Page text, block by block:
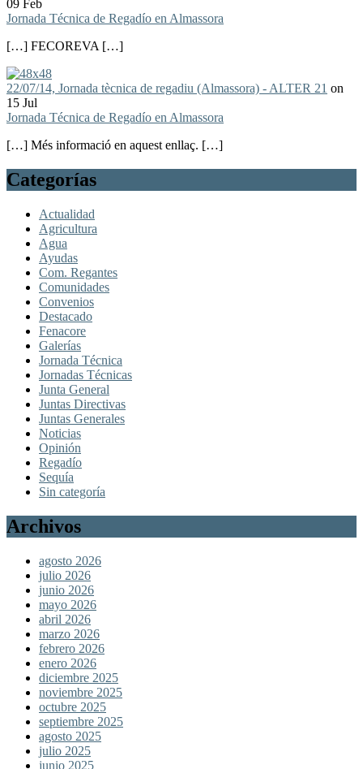
09 Feb
Jornada Técnica de Regadío en Almassora
[…] FECOREVA […]
22/07/14, Jornada tècnica de regadiu (Almassora) - ALTER 21 on
15 Jul
Jornada Técnica de Regadío en Almassora
[…] Més informació en aquest enllaç. […]
Categorías
Actualidad
Agricultura
Agua
Ayudas
Com. Regantes
Comunidades
Convenios
Destacado
Fenacore
Galerías
Jornada Técnica
Jornadas Técnicas
Junta General
Juntas Directivas
Juntas Generales
Noticias
Opinión
Regadío
Sequía
Sin categoría
Archivos
agosto 2026
julio 2026
junio 2026
mayo 2026
abril 2026
marzo 2026
febrero 2026
enero 2026
diciembre 2025
noviembre 2025
octubre 2025
septiembre 2025
agosto 2025
julio 2025
junio 2025